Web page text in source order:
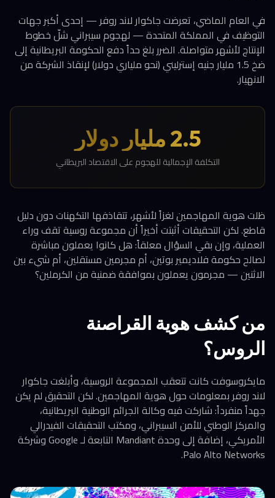
في العام الماضي، تعرضت جاكوار لاند روفر — إحدى أكبر جهات
التوظيف في المملكة المتحدة — لهجوم سيبراني شلّ خطوط
الإنتاج لأشهر متواصلة. الضرر بلغ حداً دفع الحكومة البريطانية إلى
ضخ 1.5 مليار جنيه إسترليني (نحو ملياري دولار) لإنقاذ الشركة من
الانهيار.
2.5 مليار دولار
التكلفة الإجمالية للهجوم على الاقتصاد البريطاني
ظلت هوية المهاجمين لغزاً لأشهر، تتقاذفها التكهنات دون دليل
قاطع. لكن التحقيقات أثبتت أخيراً أن مجموعة روسية تقف وراء
العملية، وإن بقي السؤال معلقاً: هل كانوا يعملون مباشرة
لصالح حكومة فلاديمير بوتين، أم مجرمين مستقلين، أم شيء بين
الاثنين — مجرمون يعملون بموافقة ضمنية من الكرملين؟
من كشف هوية القراصنة
الروس؟
مايكروسوفت كانت تتعقب المجموعة الروسية، وأبلغت جاكوار
لاند روفر بمعلومات حول هوية المهاجمين. لكن التحقيق لم يكن
جهداً منفرداً: شاركت فيه وكالة الجرائم الوطنية البريطانية،
والمركز الوطني للأمن السيبراني، ومكتب التحقيقات الفيدرالي
الأمريكي، إضافة إلى وحدة Mandiant التابعة لـ Google وشركة
Palo Alto Networks.